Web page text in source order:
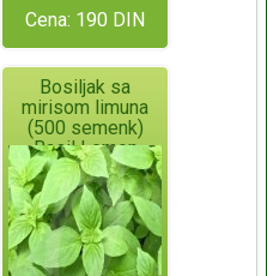
Cena: 190 DIN
Bosiljak sa
mirisom limuna
(500 semenk)
Basil Lemon